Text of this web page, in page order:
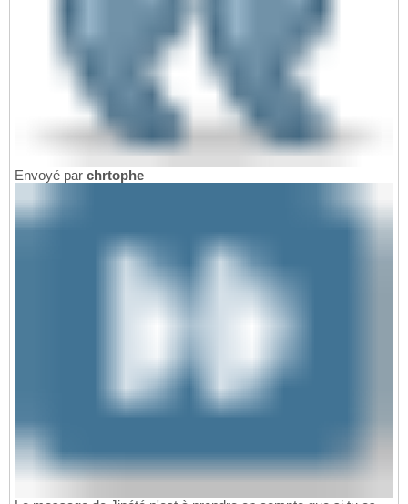
Envoyé par chrtophe